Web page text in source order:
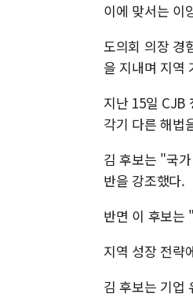
이에 맞서는 이
도의회 의장 경
을 지내며 지역
지난 15일 CJB
각기 다른 해법
김 후보는 "국
반을 강조했다.
반면 이 후보는
지역 성장 전략
김 후보는 기업